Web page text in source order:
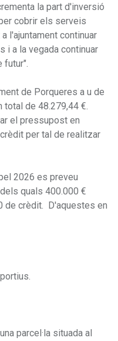
la part d'inversió
cobrir els serveis
l'ajuntament continuar
i a la vegada continuar
futur".
de Porqueres a u de
total de 48.279,44 €.
el pressupost en
per tal de realitzar
2026 es preveu
quals 400.000 €
de crèdit. D'aquestes en
parcel·la situada al